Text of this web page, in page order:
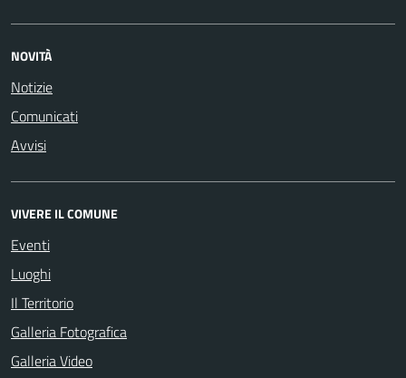
NOVITÀ
Notizie
Comunicati
Avvisi
VIVERE IL COMUNE
Eventi
Luoghi
Il Territorio
Galleria Fotografica
Galleria Video